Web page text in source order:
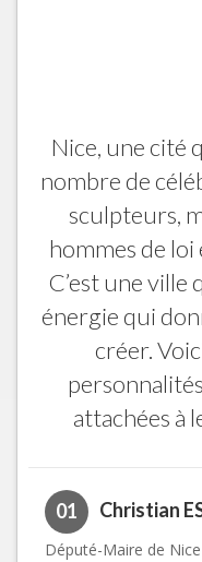
Nice, une cité
nombre de
sculpteurs,
hommes de
C’est une
énergie qui
créer.
attachées à
01 Christian
Député-Maire de Nice